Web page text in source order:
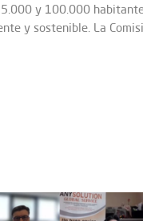
y 100.000
y sostenible. La